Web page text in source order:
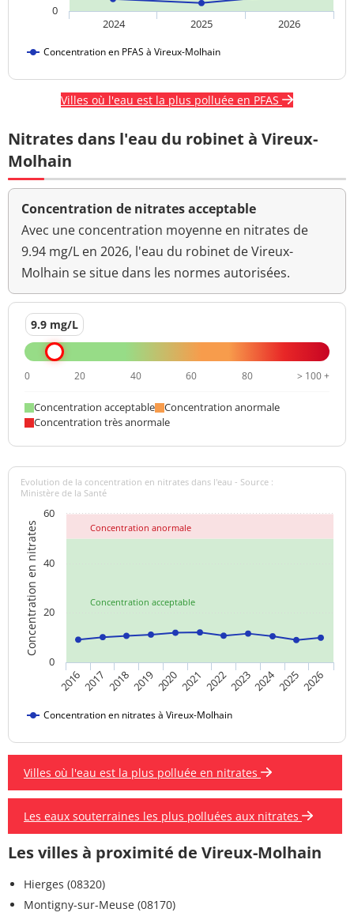
Concentration en PFAS à Vireux-Molhain
2024 2025 2026
0
Villes où l'eau est la plus polluée en PFAS
Nitrates dans l'eau du robinet à Vireux-
Molhain
Concentration de nitrates acceptable
Avec une concentration moyenne en nitrates de
9.94 mg/L en 2026, l'eau du robinet de Vireux-
Molhain se situe dans les normes autorisées.
9.9 mg/L
0 20 40 60 80 > 100 +
Concentration acceptable
Concentration anormale
Concentration très anormale
Concentration acceptable
Concentration anormale
Concentration en nitrates
Evolution de la concentration en nitrates dans l'eau - Source :
Ministère de la Santé
Concentration en nitrates à Vireux-Molhain
20162017 2018201920202021 20222023202420252026
0
20
40
60
Villes où l'eau est la plus polluée en nitrates
Les eaux souterraines les plus polluées aux nitrates
Les villes à proximité de Vireux-Molhain
Hierges (08320)
Montigny-sur-Meuse (08170)